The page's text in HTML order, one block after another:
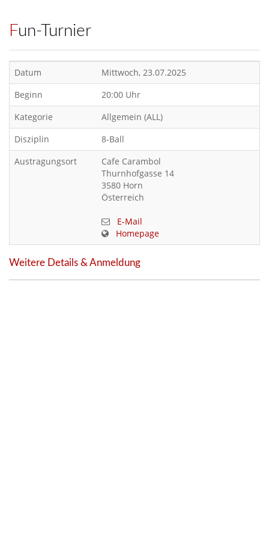
Fun-Turnier
Datum
Mittwoch, 23.07.2025
Beginn
20:00 Uhr
Kategorie
Allgemein (ALL)
Disziplin
8-Ball
Austragungsort
Cafe Carambol
Thurnhofgasse 14
3580 Horn
Österreich
E-Mail
Homepage
Weitere Details & Anmeldung